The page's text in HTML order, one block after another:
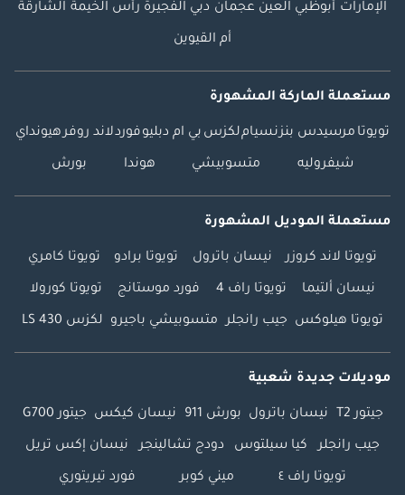
الإمارات أبوظبي العين عجمان دبي الفجيرة رأس الخيمة الشارقة
أم القيوين
مستعملة الماركة المشهورة
تويوتا مرسيدس بنزنسياملكزس بي ام دبليوفوردلاند روفرهيونداي
شيفروليه متسوبيشي هوندا بورش
مستعملة الموديل المشهورة
تويوتا لاند كروزر نيسان باترول تويوتا برادو تويوتا كامري
نيسان ألتيما تويوتا راف 4 فورد موستانج تويوتا كورولا
تويوتا هيلوكس جيب رانجلر متسوبيشي باجيرو لكزس LS 430
موديلات جديدة شعبية
جيتور T2 نيسان باترول بورش 911 نيسان كيكس جيتور G700
جيب رانجلر كيا سيلتوس دودج تشالينجر نيسان إكس تريل
تويوتا راف ٤ ميني كوبر فورد تيريتوري